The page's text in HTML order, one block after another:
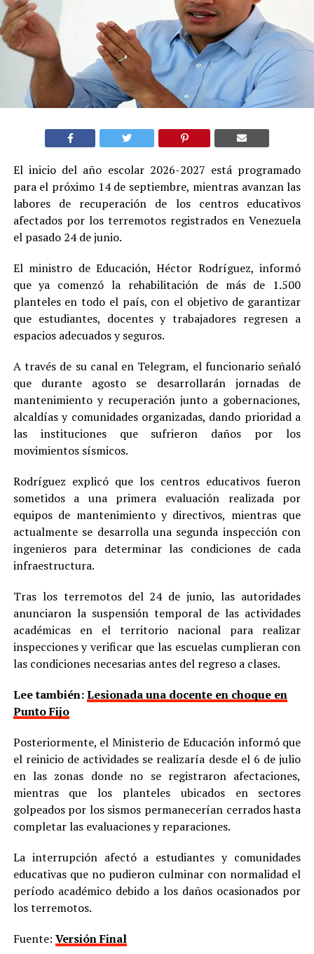
El inicio del año escolar 2026-2027 está programado
para el próximo 14 de septiembre, mientras avanzan las
labores de recuperación de los centros educativos
afectados por los terremotos registrados en Venezuela
el pasado 24 de junio.
El ministro de Educación, Héctor Rodríguez, informó
que ya comenzó la rehabilitación de más de 1.500
planteles en todo el país, con el objetivo de garantizar
que estudiantes, docentes y trabajadores regresen a
espacios adecuados y seguros.
A través de su canal en Telegram, el funcionario señaló
que durante agosto se desarrollarán jornadas de
mantenimiento y recuperación junto a gobernaciones,
alcaldías y comunidades organizadas, dando prioridad a
las instituciones que sufrieron daños por los
movimientos sísmicos.
Rodríguez explicó que los centros educativos fueron
sometidos a una primera evaluación realizada por
equipos de mantenimiento y directivos, mientras que
actualmente se desarrolla una segunda inspección con
ingenieros para determinar las condiciones de cada
infraestructura.
Tras los terremotos del 24 de junio, las autoridades
anunciaron la suspensión temporal de las actividades
académicas en el territorio nacional para realizar
inspecciones y verificar que las escuelas cumplieran con
las condiciones necesarias antes del regreso a clases.
Lee también:Lesionada una docente en choque en
Punto Fijo
Posteriormente, el Ministerio de Educación informó que
el reinicio de actividades se realizaría desde el 6 de julio
en las zonas donde no se registraron afectaciones,
mientras que los planteles ubicados en sectores
golpeados por los sismos permanecerían cerrados hasta
completar las evaluaciones y reparaciones.
La interrupción afectó a estudiantes y comunidades
educativas que no pudieron culminar con normalidad el
período académico debido a los daños ocasionados por
los terremotos.
Fuente: Versión Final